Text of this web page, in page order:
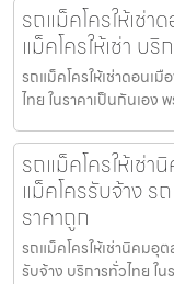
รถแม็คโครให้เช่า
แม็คโครให้เช่า บ
รถแม็คโครให้เช่าดอนเ
ไทย ในราคาเป็นกันเอ
รถแม็คโครให้เช่
แม็คโครรับจ้าง ร
ราคาถูก
รถแม็คโครให้เช่านิคมอุ
รับจ้าง บริการทั่วไทย ใ